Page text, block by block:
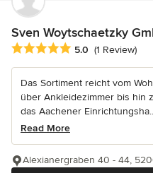
Sven Woytschaetzky
Average rating: 5 out of 5
5.0 (1 Review)
Das Sortiment reicht vom
über Ankleidezimmer bis hin
das Aachener
Read More
Alexianergraben 40 - 44,